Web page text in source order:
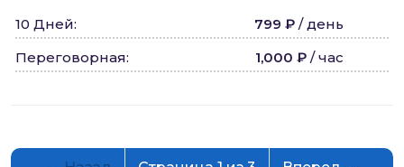
10 Дней: 799 ₽ / день
Переговорная: 1,000 ₽ / час